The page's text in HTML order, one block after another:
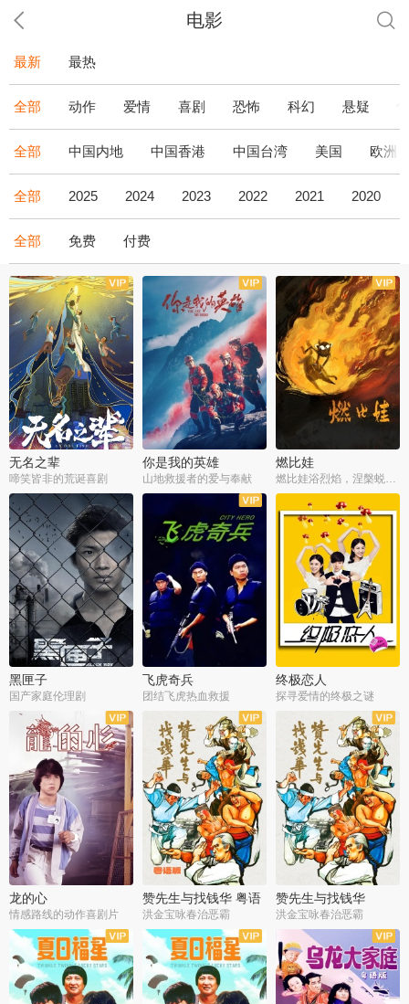
电影
最新 最热
全部 动作 爱情 喜剧 恐怖 科幻 悬疑
全部 中国内地 中国香港 中国台湾 美国 欧洲
全部 2025 2024 2023 2022 2021 2020
全部 免费 付费
无名之辈
啼笑皆非的荒诞喜剧
你是我的英雄
山地救援者的爱与奉献
燃比娃
燃比娃浴烈焰，涅槃蜕变成人
黑匣子
国产家庭伦理剧
飞虎奇兵
团结飞虎热血救援
终极恋人
探寻爱情的终极之谜
龙的心
情感路线的动作喜剧片
赞先生与找钱华 粤语
版
洪金宝咏春治恶霸
赞先生与找钱华
洪金宝咏春治恶霸